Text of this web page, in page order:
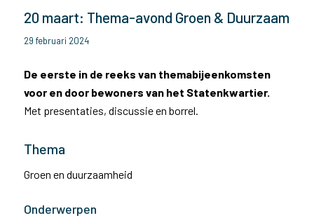
20 maart: Thema-avond Groen & Duurzaam
29 februari 2024
De eerste in de reeks van themabijeenkomsten
voor en door bewoners van het Statenkwartier.
Met presentaties, discussie en borrel.
Thema
Groen en duurzaamheid
Onderwerpen